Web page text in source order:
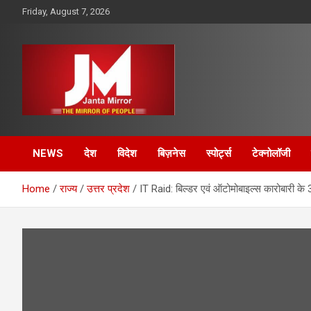
Friday, August 7, 2026
Janta Mirror
NEWS देश विदेश बिज़नेस स्पोर्ट्स टेक्नोलॉजी
Home राज्य उत्तर प्रदेश IT Raid: बिल्डर एवं ऑटोमोबाइल्स कारोबारी